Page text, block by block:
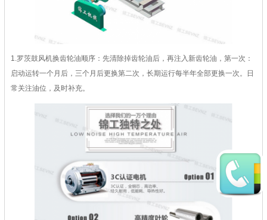
1.罗茨鼓风机换齿轮油顺序：先清除掉齿轮油后，再注入新齿轮油，第一次：
启动运转一个月后，三个月后更换第二次，长期运行每半年全部更换一次。日
常关注油位，及时补充。